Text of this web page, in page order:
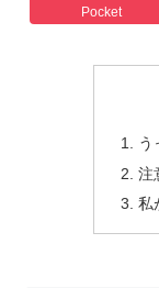
Pocket
う
注
私